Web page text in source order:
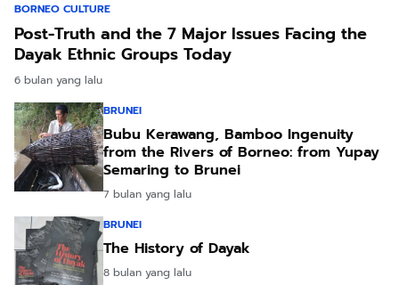
BORNEO CULTURE
Post-Truth and the 7 Major Issues Facing the
Dayak Ethnic Groups Today
6 bulan yang lalu
BRUNEI
Bubu Kerawang, Bamboo Ingenuity
from the Rivers of Borneo: from Yupay
Semaring to Brunei
7 bulan yang lalu
BRUNEI
The History of Dayak
8 bulan yang lalu